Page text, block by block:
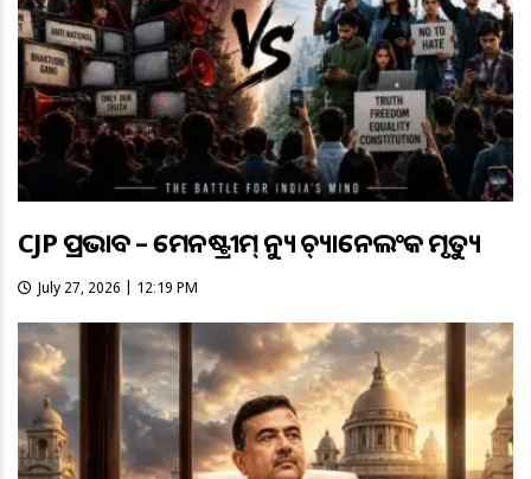
CJP ପ୍ରଭାବ – ମେନଷ୍ଟ୍ରୀମ୍ ନ୍ୟୁଜ୍ ଚ୍ୟାନେଲଂକ ମୃତ୍ୟୁ
July 27, 2026 | 12:19 PM